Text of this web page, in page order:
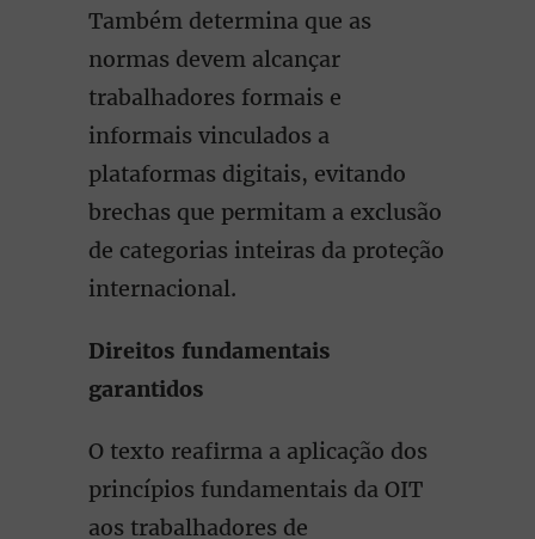
Também determina que as
normas devem alcançar
trabalhadores formais e
informais vinculados a
plataformas digitais, evitando
brechas que permitam a exclusão
de categorias inteiras da proteção
internacional.
Direitos fundamentais
garantidos
O texto reafirma a aplicação dos
princípios fundamentais da OIT
aos trabalhadores de